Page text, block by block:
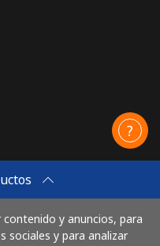
y anuncios, para
sociales y para analizar